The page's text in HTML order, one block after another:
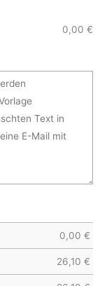
0,00 €
0,00 €
26,10 €